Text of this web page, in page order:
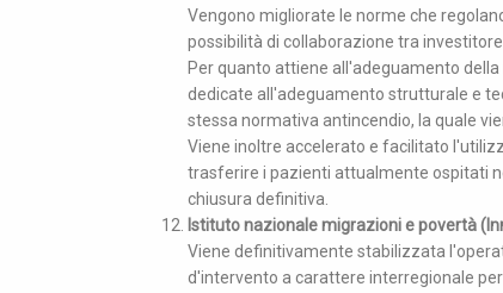
Vengono migliorate le norme che
possibilità di collaborazione tra
Per quanto attiene all'adeguamento
dedicate all'adeguamento strutturale e
stessa normativa antincendio, la quale
Viene inoltre accelerato e facilitato
trasferire i pazienti attualmente ospitati
chiusura definitiva.
Istituto nazionale migrazioni e povertà
Viene definitivamente stabilizzata
d'intervento a carattere interregionale